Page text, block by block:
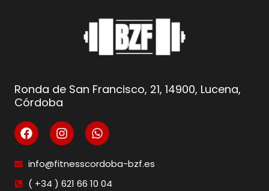
Ronda de San Francisco, 21, 14900, Lucena,
Córdoba
info@fitnesscordoba-bzf.es
( +34 ) 621 66 10 04